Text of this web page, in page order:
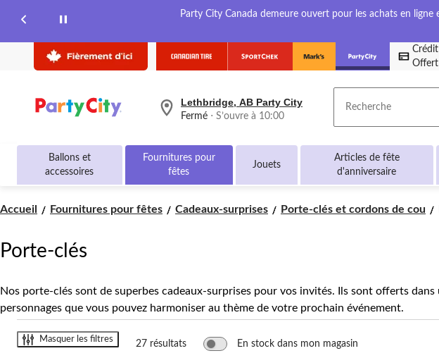
Party City Canada demeure ouvert pour les achats en
Crédit
Offert
votre
Lethbridge,
AB
Party
courament
pour
changer
Lethbridge, AB Party City
Fermé ⋅ S’ouvre à 10:00 Recherche
Ballons et
accessoires
Fournitures pour
fêtes
Jouets
Articles de fête
d'anniversaire
Accueil Fournitures pour fêtes Cadeaux-surprises Porte-clés et cordons de cou
Porte-clés
Nos porte-clés sont de superbes cadeaux-surprises pour vos invités. Ils sont offerts
personnages que vous pouvez harmoniser au thème de votre prochain événement.
Masquer les filtres 27 résultats En stock dans mon magasin